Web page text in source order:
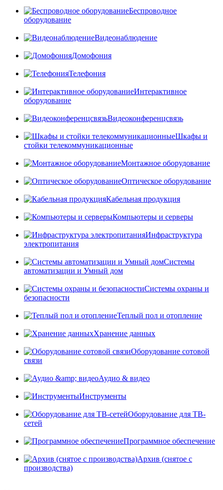
Беспроводное
оборудование
Видеонаблюдение
Домофония
Телефония
Интерактивное
оборудование
Видеоконференцсвязь
Шкафы и
стойки телекоммуникационные
Монтажное оборудование
Оптическое оборудование
Кабельная продукция
Компьютеры и серверы
Инфраструктура
электропитания
Системы
автоматизации и Умный дом
Системы охраны и
безопасности
Теплый пол и отопление
Хранение данных
Оборудование сотовой
связи
Аудио & видео
Инструменты
Оборудование для ТВ-
сетей
Программное обеспечение
Архив (снятое с
производства)